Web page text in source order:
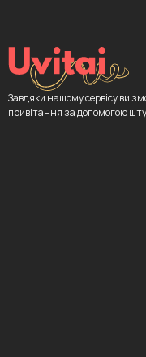
Завдяки нашому сервісу ви
привітання за допомогою